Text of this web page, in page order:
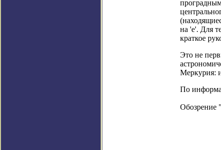
на 'e'. Для
краткое
Это не
Меркурия:
По
Обозрение